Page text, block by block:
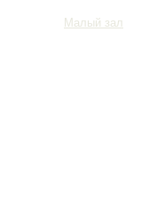
Малый зал